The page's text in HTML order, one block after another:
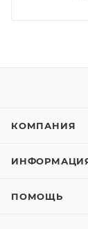
КОМПАНИЯ
ПОМОЩЬ